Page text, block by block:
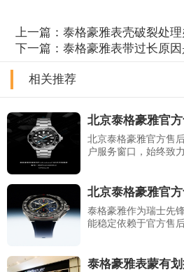
上一篇：泰格豪雅表壳破裂处
下一篇：泰格豪雅表带过长原
相关推荐
北京泰格豪雅官
北京泰格豪雅官方售
户服务窗口，始终致
北京泰格豪雅官
泰格豪雅作为瑞士先
能稳定依赖于官方售
泰格豪雅表蒙有